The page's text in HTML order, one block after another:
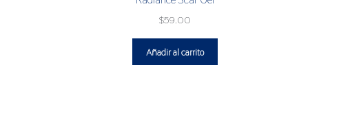
$59.00
Añadir al carrito